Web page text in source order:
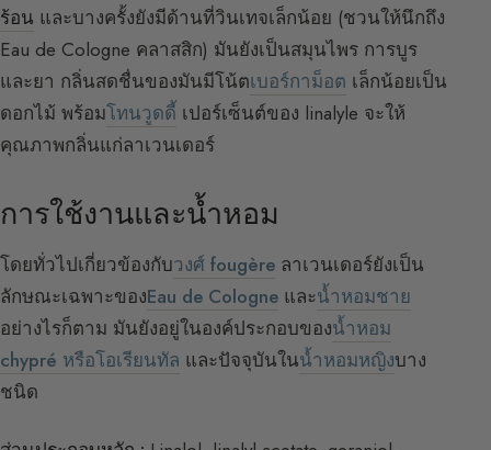
ร้อน และบางครั้งยังมีด้านที่วินเทจเล็กน้อย (ชวนให้นึกถึง
Eau de Cologne คลาสสิก) มันยังเป็นสมุนไพร การบูร
และยา กลิ่นสดชื่นของมันมีโน้ตเบอร์กาม็อต เล็กน้อยเป็น
ดอกไม้ พร้อมโทนวูดดี้ เปอร์เซ็นต์ของ linalyle จะให้
คุณภาพกลิ่นแก่ลาเวนเดอร์
การใช้งานและน้ำหอม
โดยทั่วไปเกี่ยวข้องกับวงศ์ fougère ลาเวนเดอร์ยังเป็น
ลักษณะเฉพาะของEau de Cologne และน้ำหอมชาย
อย่างไรก็ตาม มันยังอยู่ในองค์ประกอบของน้ำหอม
chypré หรือโอเรียนทัล และปัจจุบันในน้ำหอมหญิงบาง
ชนิด